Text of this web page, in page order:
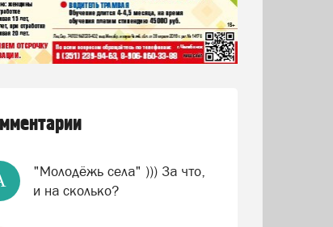
"Молодёжь села" ))) За что,
и на сколько?